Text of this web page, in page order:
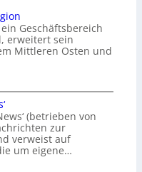
Geschäftsbereich
erweitert sein
Mittleren Osten und
(betrieben von
zur
verweist auf
um eigene…